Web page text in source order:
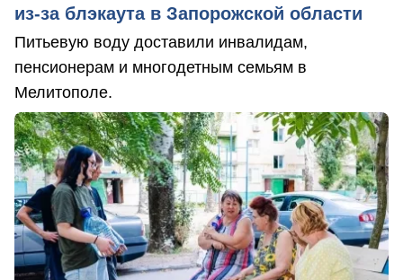
из-за блэкаута в Запорожской области
Питьевую воду доставили инвалидам,
пенсионерам и многодетным семьям в
Мелитополе.